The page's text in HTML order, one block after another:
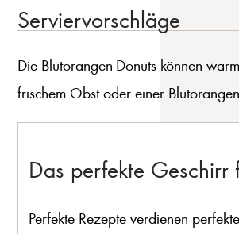
Serviervorschläge
Die Blutorangen-Donuts können
frischem Obst oder einer
Das perfekte Geschirr
Perfekte Rezepte verdienen